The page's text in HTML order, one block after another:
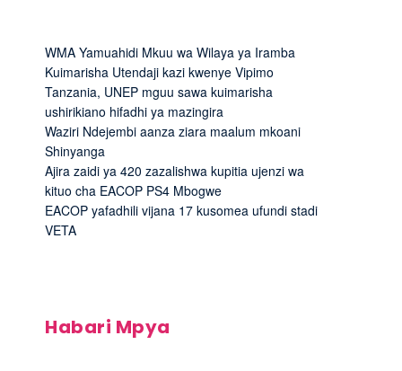
WMA Yamuahidi Mkuu wa Wilaya ya Iramba
Kuimarisha Utendaji kazi kwenye Vipimo
Tanzania, UNEP mguu sawa kuimarisha
ushirikiano hifadhi ya mazingira
Waziri Ndejembi aanza ziara maalum mkoani
Shinyanga
Ajira zaidi ya 420 zazalishwa kupitia ujenzi wa
kituo cha EACOP PS4 Mbogwe
EACOP yafadhili vijana 17 kusomea ufundi stadi
VETA
Habari Mpya